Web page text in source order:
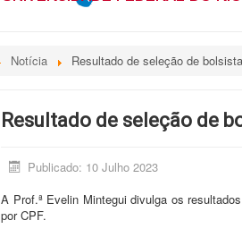
Notícia Resultado de seleção de
Resultado de seleção de
Publicado: 10 Julho 2023
A Prof.ª Evelin Mintegui divulga os
por CPF.